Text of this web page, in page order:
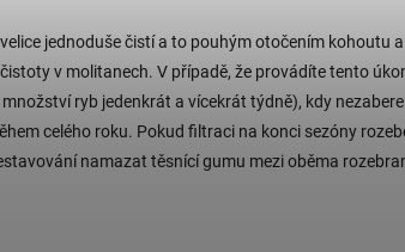
jednoduše čistí a to pouhým otočením kohoutu
v molitanech. V případě, že provádíte tento
ryb jedenkrát a vícekrát týdně), kdy
celého roku. Pokud filtraci na konci sezóny
namazat těsnící gumu mezi oběma